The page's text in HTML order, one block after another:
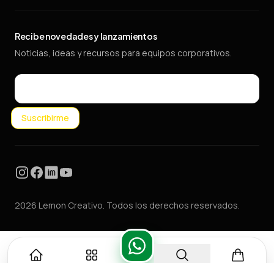
Recibe novedades y lanzamientos
Noticias, ideas y recursos para equipos corporativos.
Email
Suscribirme
Instagram
Facebook
LinkedInYouTube
2026 Lemon Creativo. Todos los derechos reservados.